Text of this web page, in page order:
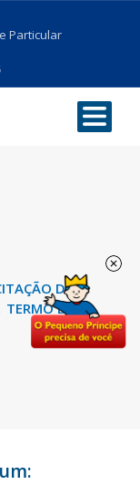
Particular
DE
TERMO DE